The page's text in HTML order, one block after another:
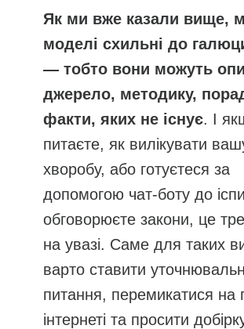
Як ми вже казали вище,
моделі схильні до
— тобто вони можуть
джерело, методику,
факти, яких не існує. І
питаєте, як вилікувати
хворобу, або готуєтеся за
допомогою чат-боту до
обговорюєте закони, це
на увазі. Саме для таких
варто ставити
питання, перемикатися на
інтернеті та просити